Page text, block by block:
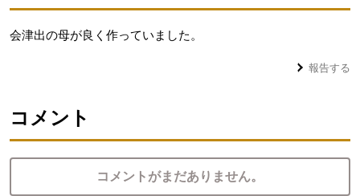
会津出の母が良く作っていました。
報告する
コメント
コメントがまだありません。